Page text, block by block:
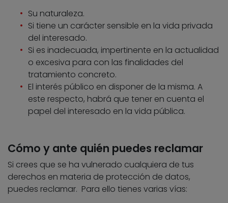
Su naturaleza.
Si tiene un carácter sensible en la vida privada
del interesado.
Si es inadecuada, impertinente en la actualidad
o excesiva para con las finalidades del
tratamiento concreto.
El interés público en disponer de la misma. A
este respecto, habrá que tener en cuenta el
papel del interesado en la vida pública.
Cómo y ante quién puedes reclamar
Si crees que se ha vulnerado cualquiera de tus
derechos en materia de protección de datos,
puedes reclamar. Para ello tienes varias vías: